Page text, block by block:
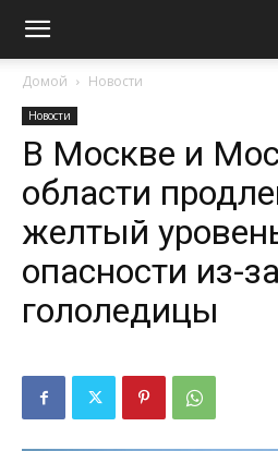
Домой Новости
Новости
В Москве и
области
желтый
опасности из-за
гололедицы